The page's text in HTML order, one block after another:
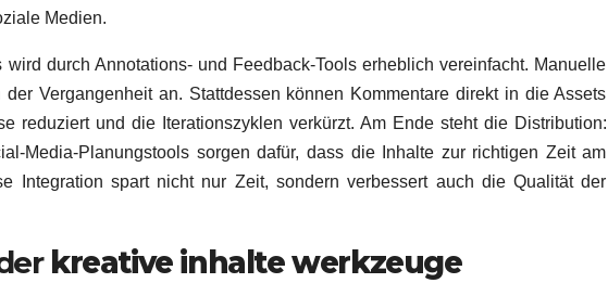
Medien.
durch Annotations- und Feedback-Tools erheblich vereinfacht. Manuelle
Vergangenheit an. Stattdessen können Kommentare direkt in die Assets
reduziert und die Iterationszyklen verkürzt. Am Ende steht die Distribution:
Media-Planungstools sorgen dafür, dass die Inhalte zur richtigen Zeit am
Integration spart nicht nur Zeit, sondern verbessert auch die Qualität der
kreative inhalte werkzeuge